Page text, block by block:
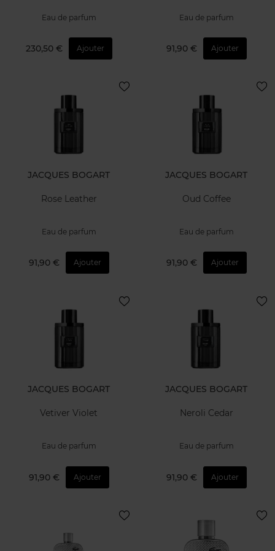
Eau de parfum
230,50 € Ajouter
Eau de parfum
91,90 € Ajouter
JACQUES BOGART
Rose Leather
Eau de parfum
91,90 € Ajouter
JACQUES BOGART
Oud Coffee
Eau de parfum
91,90 € Ajouter
JACQUES BOGART
Vetiver Violet
Eau de parfum
91,90 € Ajouter
JACQUES BOGART
Neroli Cedar
Eau de parfum
91,90 € Ajouter